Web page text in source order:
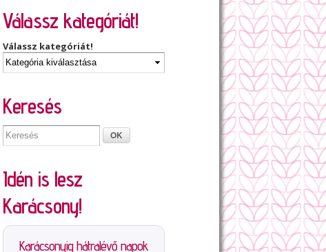
Válassz kategóriát!
Válassz kategóriát!
Keresés
Idén is lesz
Karácsony!
Karácsonyig hátralévő napok